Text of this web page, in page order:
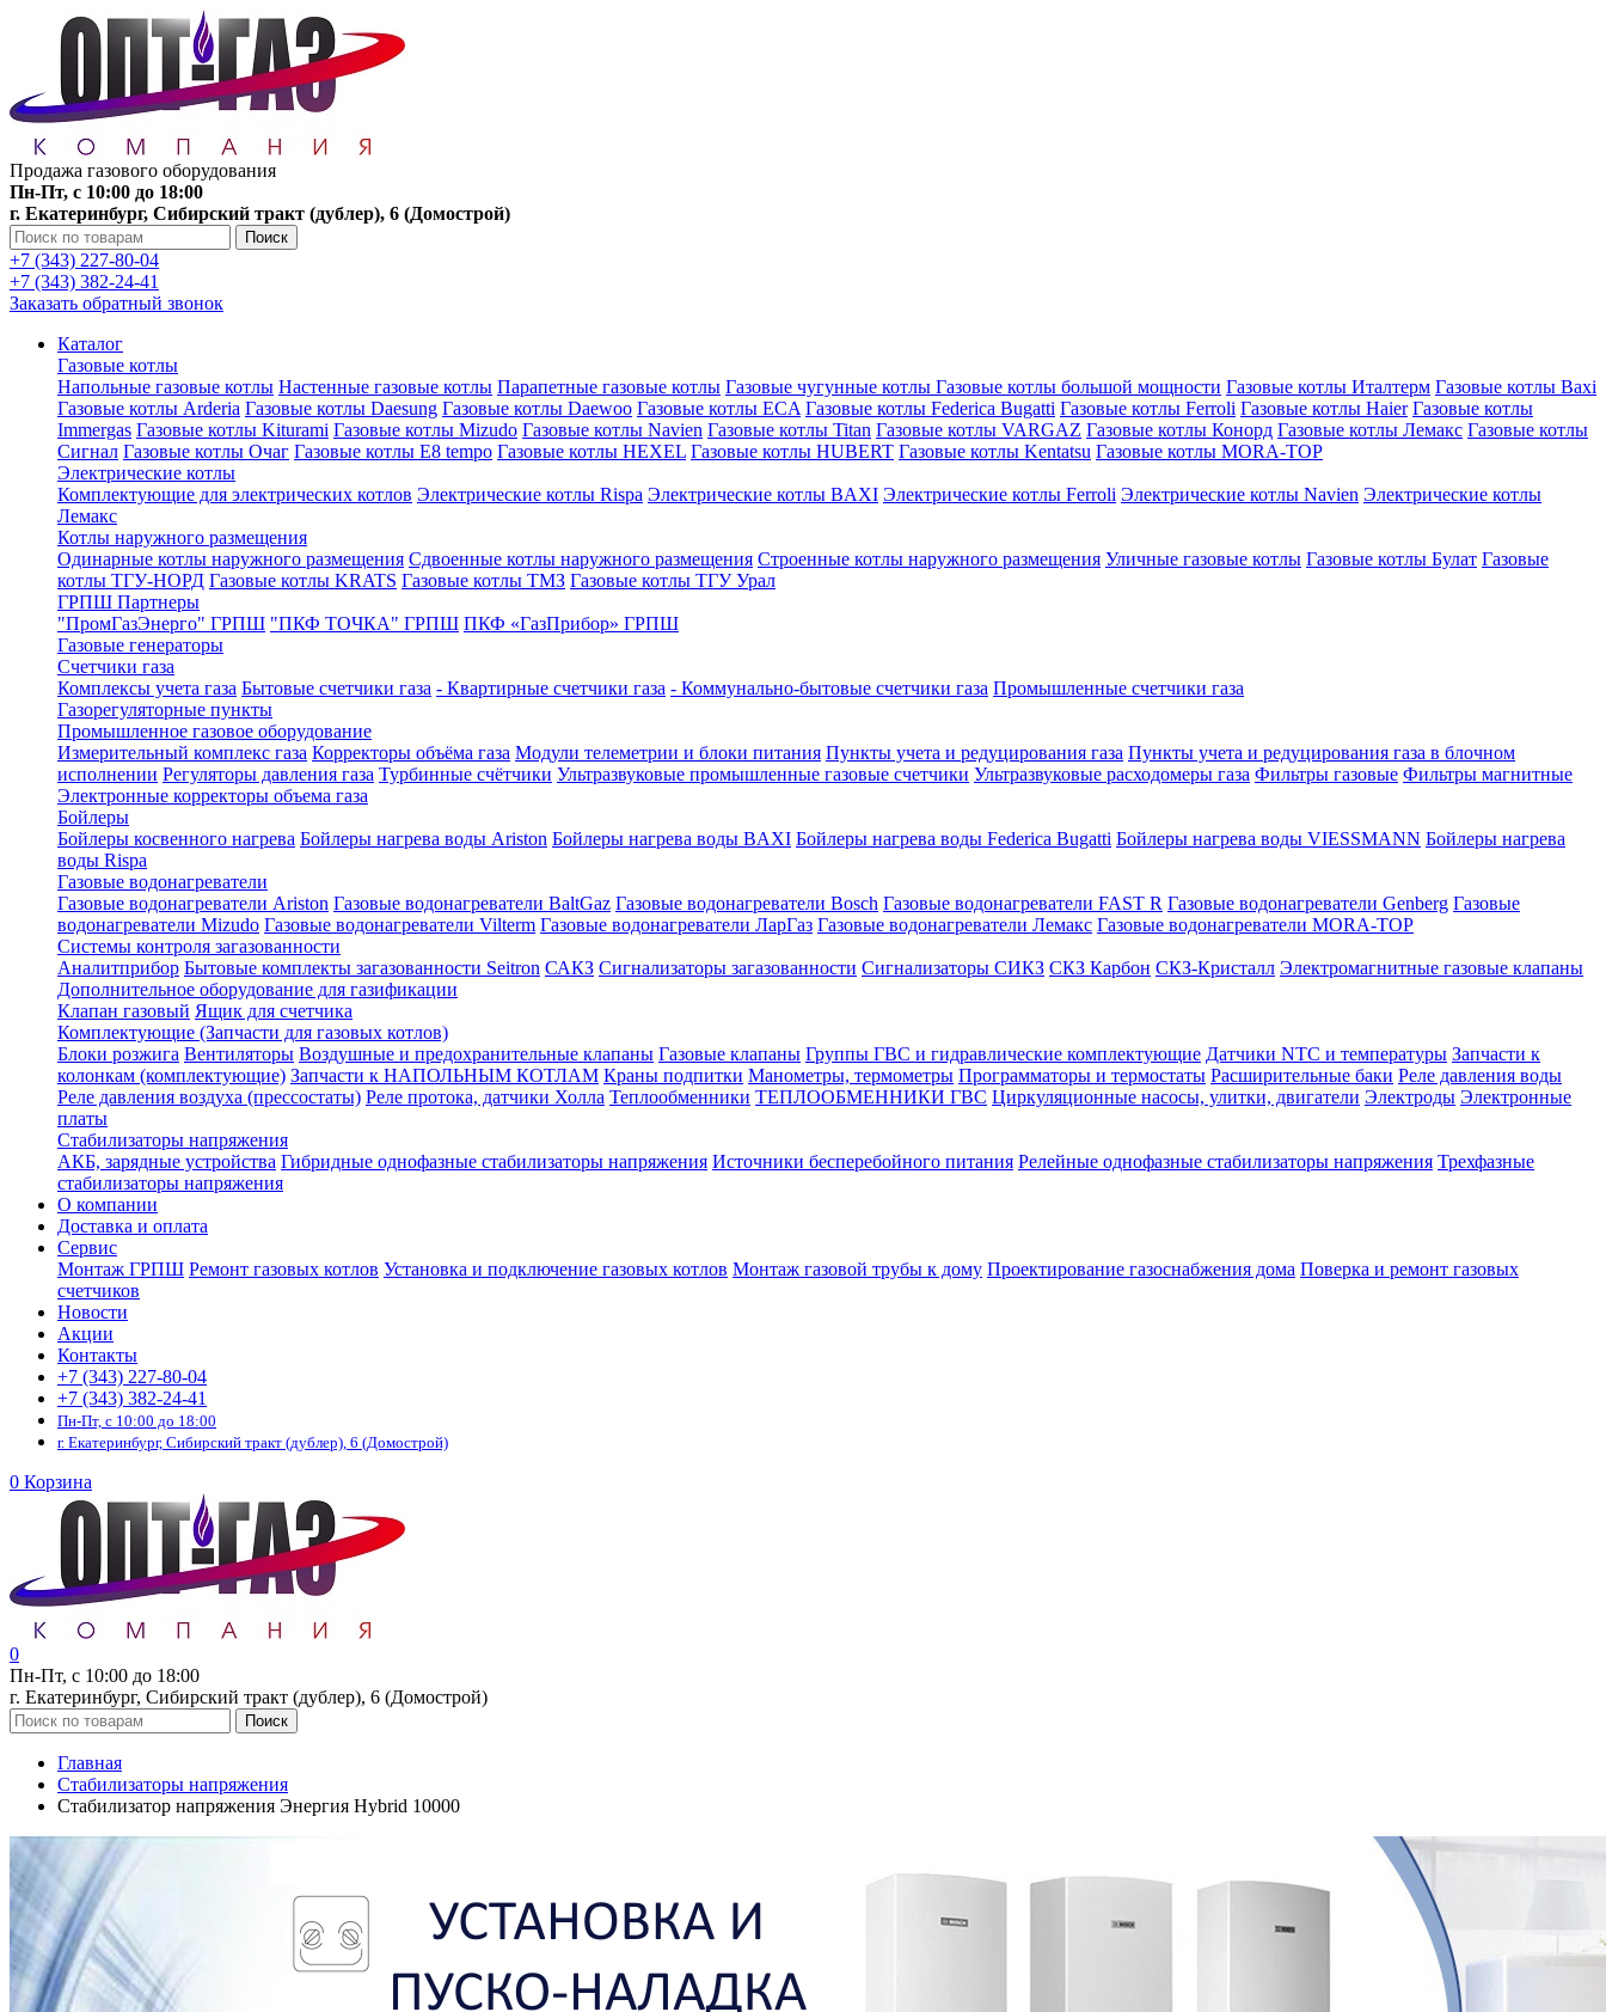
Продажа газового оборудования
Пн-Пт, с 10:00 до 18:00
г. Екатеринбург, Сибирский тракт (дублер), 6 (Домострой)
Поиск
+7 (343) 227-80-04
+7 (343) 382-24-41
Заказать обратный звонок
Каталог
Газовые котлы
Напольные газовые котлы Настенные газовые котлы Парапетные газовые котлы Газовые чугунные котлы Газовые котлы большой мощности Газовые котлы Италтерм Газовые котлы Baxi
Газовые котлы Arderia Газовые котлы Daesung Газовые котлы Daewoo Газовые котлы ECA Газовые котлы Federica Bugatti Газовые котлы Ferroli Газовые котлы Haier Газовые котлы
Immergas Газовые котлы Kiturami Газовые котлы Mizudo Газовые котлы Navien Газовые котлы Titan Газовые котлы VARGAZ Газовые котлы Конорд Газовые котлы Лемакс Газовые котлы
Сигнал Газовые котлы Очаг Газовые котлы E8 tempo Газовые котлы HEXEL Газовые котлы HUBERT Газовые котлы Kentatsu Газовые котлы MORA-TOP
Электрические котлы
Комплектующие для электрических котлов Электрические котлы Rispa Электрические котлы BAXI Электрические котлы Ferroli Электрические котлы Navien Электрические котлы
Лемакс
Котлы наружного размещения
Одинарные котлы наружного размещения Сдвоенные котлы наружного размещения Строенные котлы наружного размещения Уличные газовые котлы Газовые котлы Булат Газовые
котлы ТГУ-НОРД Газовые котлы KRATS Газовые котлы ТМЗ Газовые котлы ТГУ Урал
ГРПШ Партнеры
"ПромГазЭнерго" ГРПШ "ПКФ ТОЧКА" ГРПШ ПКФ «ГазПрибор» ГРПШ
Газовые генераторы
Счетчики газа
Комплексы учета газа Бытовые счетчики газа - Квартирные счетчики газа - Коммунально-бытовые счетчики газа Промышленные счетчики газа
Газорегуляторные пункты
Промышленное газовое оборудование
Измерительный комплекс газа Корректоры объёма газа Модули телеметрии и блоки питания Пункты учета и редуцирования газа Пункты учета и редуцирования газа в блочном
исполнении Регуляторы давления газа Турбинные счётчики Ультразвуковые промышленные газовые счетчики Ультразвуковые расходомеры газа Фильтры газовые Фильтры магнитные
Электронные корректоры объема газа
Бойлеры
Бойлеры косвенного нагрева Бойлеры нагрева воды Ariston Бойлеры нагрева воды BAXI Бойлеры нагрева воды Federica Bugatti Бойлеры нагрева воды VIESSMANN Бойлеры нагрева
воды Rispa
Газовые водонагреватели
Газовые водонагреватели Ariston Газовые водонагреватели BaltGaz Газовые водонагреватели Bosch Газовые водонагреватели FAST R Газовые водонагреватели Genberg Газовые
водонагреватели Mizudo Газовые водонагреватели Vilterm Газовые водонагреватели ЛарГаз Газовые водонагреватели Лемакс Газовые водонагреватели MORA-TOP
Системы контроля загазованности
Аналитприбор Бытовые комплекты загазованности Seitron САКЗ Сигнализаторы загазованности Сигнализаторы СИКЗ СКЗ Карбон СКЗ-Кристалл Электромагнитные газовые клапаны
Дополнительное оборудование для газификации
Клапан газовый Ящик для счетчика
Комплектующие (Запчасти для газовых котлов)
Блоки розжига Вентиляторы Воздушные и предохранительные клапаны Газовые клапаны Группы ГВС и гидравлические комплектующие Датчики NTC и температуры Запчасти к
колонкам (комплектующие) Запчасти к НАПОЛЬНЫМ КОТЛАМ Краны подпитки Манометры, термометры Программаторы и термостаты Расширительные баки Реле давления воды
Реле давления воздуха (прессостаты) Реле протока, датчики Холла Теплообменники ТЕПЛООБМЕННИКИ ГВС Циркуляционные насосы, улитки, двигатели Электроды Электронные
платы
Стабилизаторы напряжения
АКБ, зарядные устройства Гибридные однофазные стабилизаторы напряжения Источники бесперебойного питания Релейные однофазные стабилизаторы напряжения Трехфазные
стабилизаторы напряжения
О компании
Доставка и оплата
Сервис
Монтаж ГРПШ Ремонт газовых котлов Установка и подключение газовых котлов Монтаж газовой трубы к дому Проектирование газоснабжения дома Поверка и ремонт газовых
счетчиков
Новости
Акции
Контакты
+7 (343) 227-80-04
+7 (343) 382-24-41
Пн-Пт, с 10:00 до 18:00
г. Екатеринбург, Сибирский тракт (дублер), 6 (Домострой)
0 Корзина
0
Пн-Пт, с 10:00 до 18:00
г. Екатеринбург, Сибирский тракт (дублер), 6 (Домострой)
Поиск
Главная
Стабилизаторы напряжения
Стабилизатор напряжения Энергия Hybrid 10000